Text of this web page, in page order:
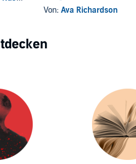
Von: Ava Richardson